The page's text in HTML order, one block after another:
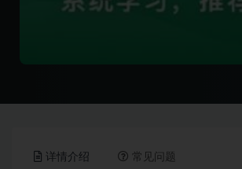
详情介绍 常见问题